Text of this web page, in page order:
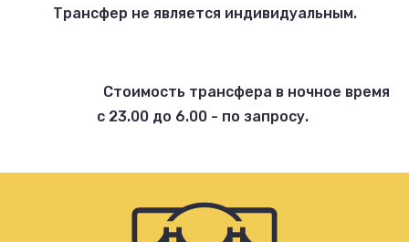
Трансфер не является индивидуальным.
Стоимость трансфера в ночное время
с 23.00 до 6.00 - по запросу.